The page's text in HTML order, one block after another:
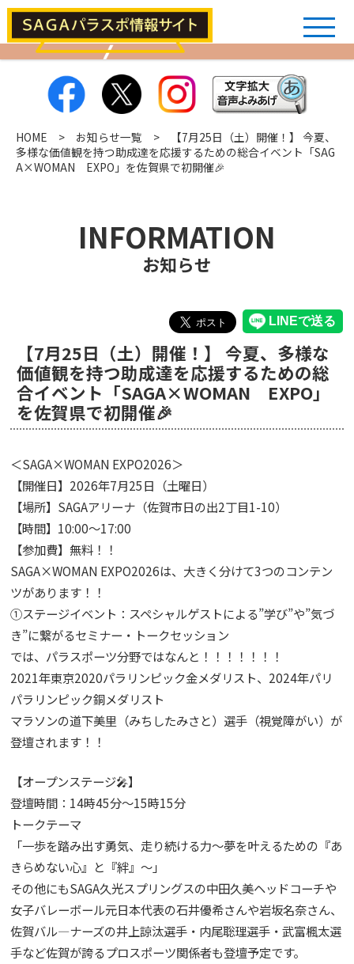
HOME > お知らせ一覧 > 【7月25日（土）開催！】 今夏、
多様な価値観を持つ助成達を応援するための総合イベント「SAG
A×WOMAN EXPO」を佐賀県で初開催🎉
INFORMATION
お知らせ
【7月25日（土）開催！】 今夏、多様な
価値観を持つ助成達を応援するための総
合イベント「SAGA×WOMAN EXPO」
を佐賀県で初開催🎉
＜SAGA×WOMAN EXPO2026＞
【開催日】2026年7月25日（土曜日）
【場所】SAGAアリーナ（佐賀市日の出2丁目1-10）
【時間】10:00～17:00
【参加費】無料！！
SAGA×WOMAN EXPO2026は、大きく分けて3つのコンテン
ツがあります！！
①ステージイベント：スペシャルゲストによる”学び”や”気づ
き”に繋がるセミナー・トークセッション
では、パラスポーツ分野ではなんと！！！！！！！
2021年東京2020パラリンピック金メダリスト、2024年パリ
パラリンピック銅メダリスト
マラソンの道下美里（みちしたみさと）選手（視覚障がい）が
登壇されます！！
【オープンステージ🎤】
登壇時間：14時45分～15時15分
トークテーマ
「一歩を踏み出す勇気、走り続ける力〜夢を叶えるための『あ
きらめない心』と『絆』〜」
その他にもSAGA久光スプリングスの中田久美ヘッドコーチや
女子バレーボール元日本代表の石井優希さんや岩坂名奈さん、
佐賀バル―ナーズの井上諒汰選手・内尾聡理選手・武富楓太選
手など佐賀が誇るプロスポーツ関係者も登壇予定です。